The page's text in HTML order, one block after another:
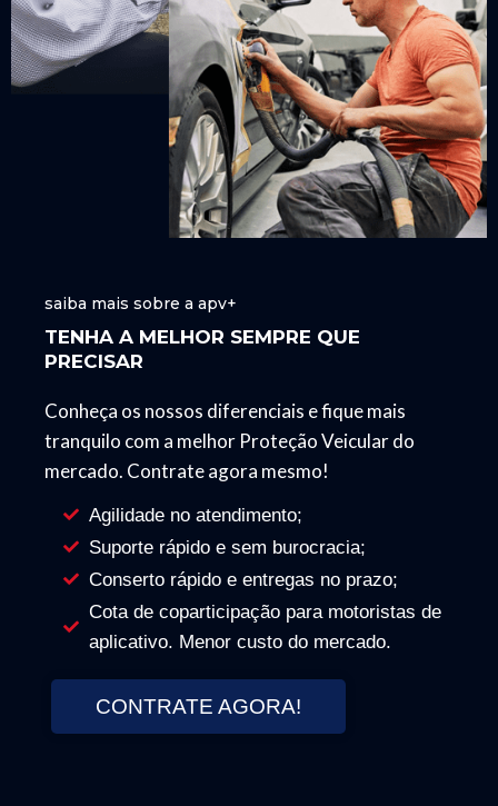
saiba mais sobre a apv+
TENHA A MELHOR SEMPRE QUE
PRECISAR
Conheça os nossos diferenciais e fique mais
tranquilo com a melhor Proteção Veicular do
mercado. Contrate agora mesmo!
Agilidade no atendimento;
Suporte rápido e sem burocracia;
Conserto rápido e entregas no prazo;
Cota de coparticipação para motoristas de
aplicativo. Menor custo do mercado.
CONTRATE AGORA!